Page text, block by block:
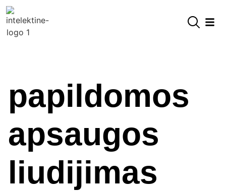
papildomos
apsaugos
liudijimas